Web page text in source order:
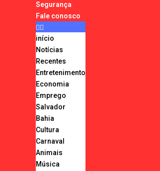
Segurança
Fale conosco
início
Notícias
Recentes
Entretenimento
Economia
Emprego
Salvador
Bahia
Cultura
Carnaval
Animais
Música